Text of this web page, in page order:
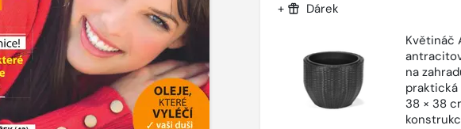
+
Dárek
Květináč
na
praktická
38 × 38